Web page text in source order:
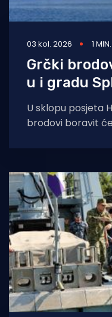
03 kol. 2026 1
Grčki
u i gradu
U sklopu posjeta
brodovi boravit